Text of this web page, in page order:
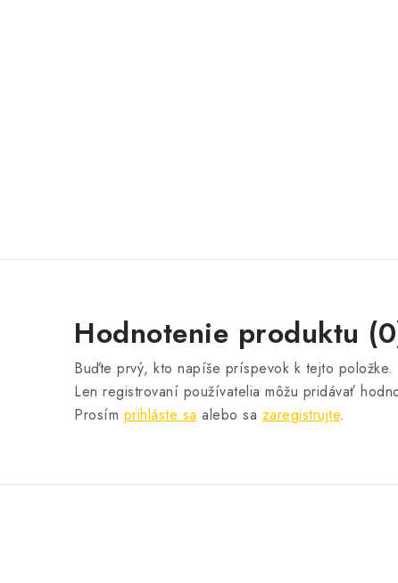
Hodnotenie produktu
Buďte prvý, kto napíše príspevok k tejto položke.
Len registrovaní používatelia môžu pridávať
Prosím prihláste sa alebo sa zaregistrujte.